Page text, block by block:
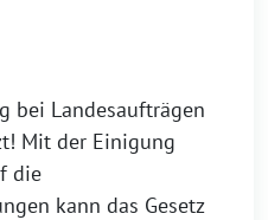
bei Landesaufträgen
Mit der Einigung
die
kann das Gesetz